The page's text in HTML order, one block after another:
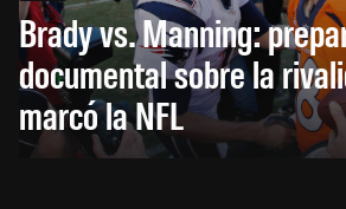
Brady vs. Manning:
documental sobre la
marcó la NFL